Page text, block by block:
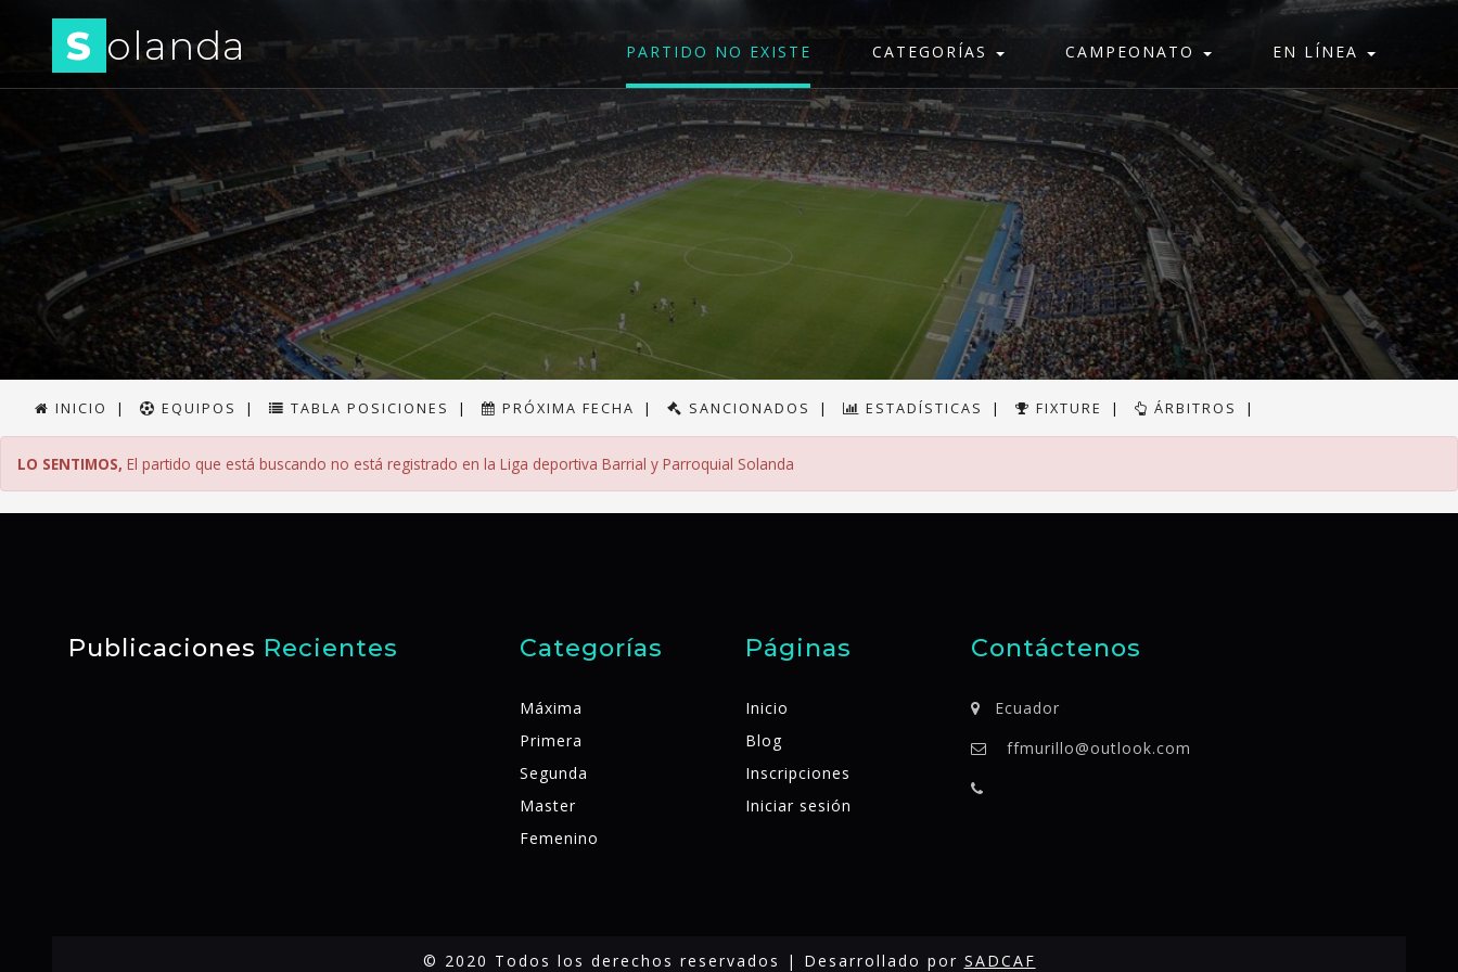
S olanda PARTIDO NO EXISTE CATEGORÍAS CAMPEONATO EN LÍNEA
INICIO | EQUIPOS | TABLA POSICIONES | PRÓXIMA FECHA | SANCIONADOS | ESTADÍSTICAS | FIXTURE | ÁRBITROS |
LO SENTIMOS, El partido que está buscando no está registrado en la Liga deportiva Barrial y Parroquial Solanda
Publicaciones Recientes Categorías
Máxima
Primera
Segunda
Master
Femenino
Páginas
Inicio
Blog
Inscripciones
Iniciar sesión
Contáctenos
Ecuador
ffmurillo@outlook.com
© 2020 Todos los derechos reservados | Desarrollado por SADCAF